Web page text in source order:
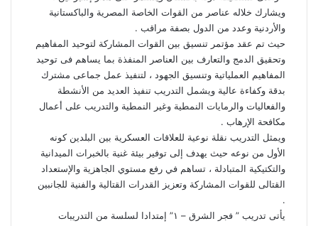
ويشارك خلاله عناصر من القوات الخاصة المصرية والباكستانية
والأردنية وعدد من الدول بصفة مراقب .
حيث تم عقد مؤتمر تنسيق بين القوات المشاركة لتوحيد المفاهيم
وتحقيق الدمج والتعارف بين العناصر المنفذة بما يساهم فى توحيد
المفاهيم العملياتية وتنسيق الجهود ، لتنفيذ عمل جماعى مشترك
بدقة وكفاءة عالية ويشمل التدريب تنفيذ العديد من الأنشطة
والفعاليات والرمايات النمطية وغير النمطية والتدريب على أعمال
مكافحة الإرهاب .
ويمثل التدريب نقلة نوعية للعلاقات العسكرية بين البلدين كونه
الأول من نوعه حيث يهدف إلى توفير بيئة غنية بالخبرات الميدانية
والتكتيكية المتبادلة ، تساهم في رفع مستوي الجاهزية والإستعداد
القتالى للقوات المشاركة وتعزيز القدرات القتالية والفنية للجانبين
.
يأتى تدريب ” فجر الشرق – ١” إمتدادا لسلسة من التدريبات